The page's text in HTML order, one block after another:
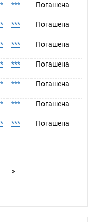
*** Погашена
*** Погашена
*** Погашена
*** Погашена
*** Погашена
*** Погашена
*** Погашена
»